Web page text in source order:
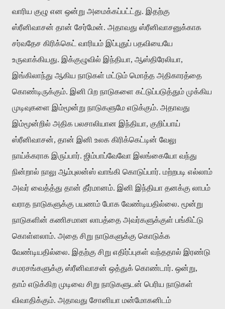
வாரிய குழு என ஒன்று அமைக்கப்பட்ட்து. இதற்கு
ஸ்ரீனிவாசன் தான் சேர்மேன். அதாவது ஸ்ரீனிவாசனுக்காக
சர்வதேச கிரிக்கெட் வாரியம் இப்புதுப் பதவியையே
உருவாக்கியது. இக்குழுவில் இந்தியா, ஆஸ்திரேலியா,
இங்கிலாந்து ஆகிய நாடுகள் மட்டும் மொத்த அதிகாரத்தை
கொண்டிருக்கும். இனி பிற நாடுகளை கட்டுப்படுத்தும் முக்கிய
முடிவுகளை இம்மூன்று நாடுகளுமே எடுக்கும். அதாவது
இம்மூன்றில் அதிக பலசாலியான இந்தியா, குறிப்பாய்
ஸ்ரீனிவாசன், தான் இனி உலக கிரிக்கெட்டின் வேலு
நாய்க்கராக இருப்பார். ஜிம்பாப்வேவோ இலங்கையோ வந்து
நின்றால் நாலு ஆம்புலன்ஸ் வாங்கி கொடுப்பார். மற்றபடி எல்லாம்
அவர் வைத்த்து தான் தீர்மானம். இனி இந்தியா தனக்கு லாபம்
வராத நாடுகளுக்கு பயணம் போக வேண்டியதில்லை. மூன்று
நாடுகளின் கணிசமான லாபத்தை அவர்களுக்குள் பங்கிட்டு
கொள்ளலாம். அதை சிறு நாடுகளுக்கு கொடுக்க
வேண்டியதில்லை. இதற்கு சிறு எதிர்ப்புகள் வந்ததால் இரண்டு
சமரசங்களுக்கு ஸ்ரீனிவாசன் ஒத்துக் கொண்டார். ஒன்று,
தாம் எடுக்கிற முடிவை சிறு நாடுகளுடன் பெரிய நாடுகள்
விவாதிக்கும். அதாவது சோனியா மன்மோகனிடம்